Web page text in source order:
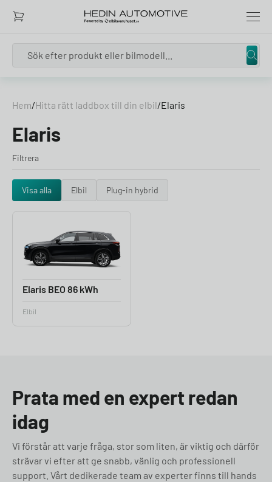
Hem/Hitta rätt laddbox till din elbil/Elaris
Elaris
Filtrera
Visa alla Elbil Plug-in hybrid
Elaris BEO 86 kWh
Elbil
Prata med en expert redan
idag
Vi förstår att varje fråga, stor som liten, är viktig och därför
strävar vi efter att ge snabb, vänlig och professionell
support. Vårt dedikerade team av experter finns till hands